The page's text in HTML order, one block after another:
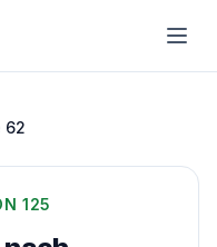
62
125